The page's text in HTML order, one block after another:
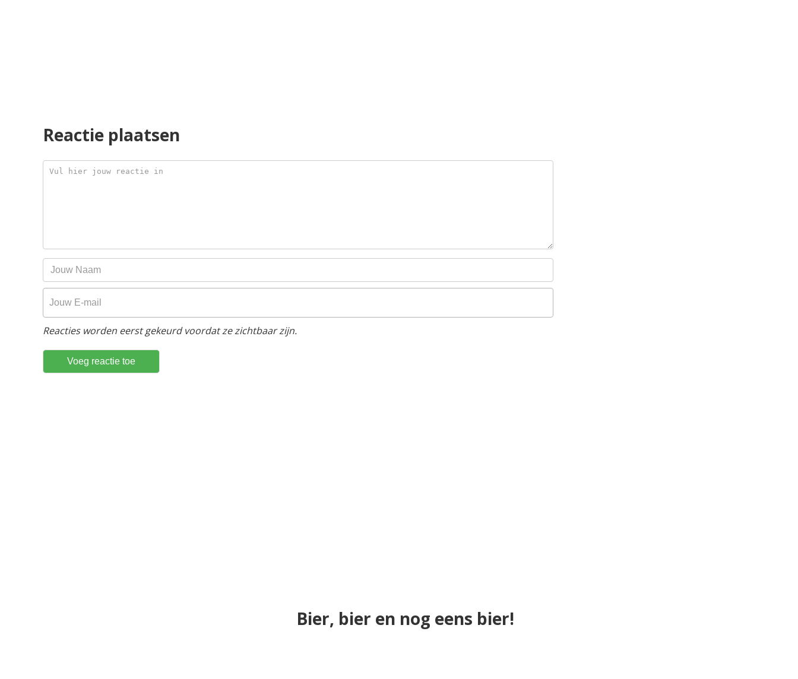
Reactie plaatsen
Reacties worden eerst gekeurd voordat ze zichtbaar zijn.
Bier, bier en nog eens bier!